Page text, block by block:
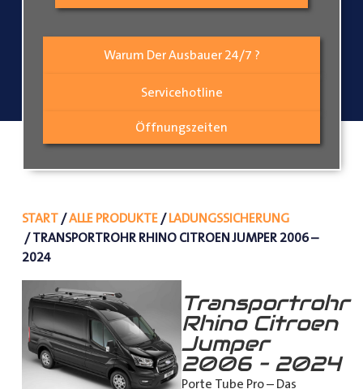
Warum Der Ausbauer 24/7 ?
Servicehotline
Öffnungszeiten
START/ALLE PRODUKTE/LADUNGSSICHERUNG
/ TRANSPORTROHR RHINO CITROEN JUMPER 2006 –
2024
Transportrohr
Rhino Citroen
Jumper
2006 – 2024
Porte Tube Pro – Das